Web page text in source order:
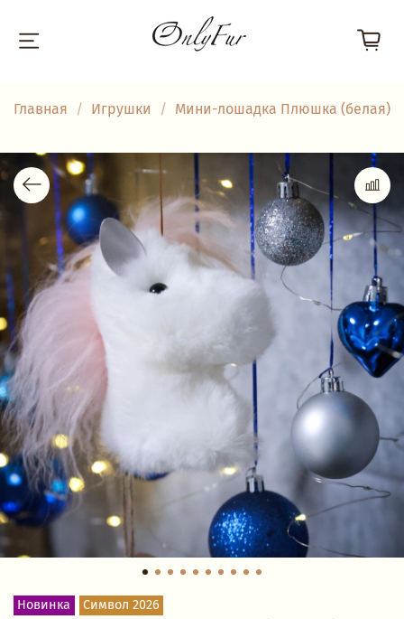
Главная Игрушки Мини-лошадка Плюшка (белая)
Новинка Символ 2026